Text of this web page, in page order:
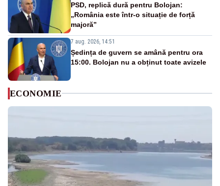
PSD, replică dură pentru Bolojan:
„România este într-o situație de forță
majoră”
7 aug. 2026, 14:51
Ședința de guvern se amână pentru ora
15:00. Bolojan nu a obținut toate avizele
ECONOMIE